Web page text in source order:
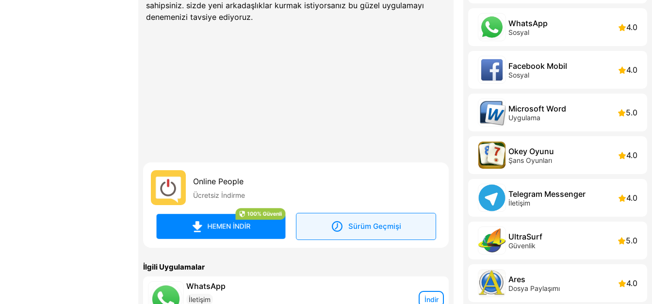
sahipsiniz. sizde yeni arkadaşlıklar kurmak istiyorsanız bu güzel uygulamayı
denemenizi tavsiye ediyoruz.
Online People
Ücretsiz İndirme
HEMEN İNDİR
100% Güvenli
Sürüm Geçmişi
İlgili Uygulamalar
WhatsApp
İletişim
İndir
WhatsApp
Sosyal 4.0
Facebook Mobil
Sosyal 4.0
Microsoft Word
Uygulama 5.0
Okey Oyunu
Şans Oyunları 4.0
Telegram Messenger
İletişim 4.0
UltraSurf
Güvenlik 5.0
Ares
Dosya Paylaşımı 4.0